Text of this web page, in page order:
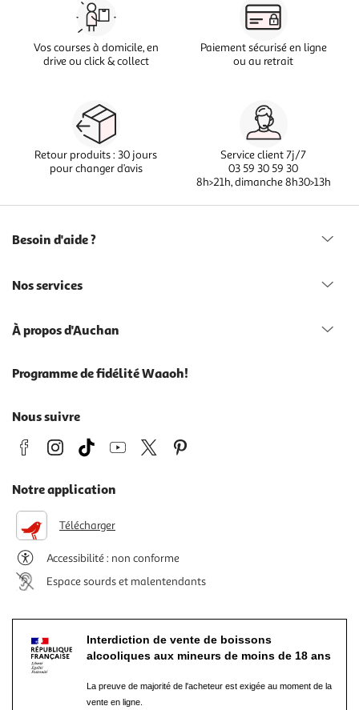
Vos courses à domicile, en
drive ou click & collect
Paiement sécurisé en ligne
ou au retrait
Retour produits : 30 jours
pour changer d’avis
Service client 7j/7
03 59 30 59 30
8h>21h, dimanche 8h30>13h
Besoin d'aide ?
Nos services
À propos d'Auchan
Programme de fidélité Waaoh!
Nous suivre
Notre application
Télécharger
Accessibilité : non conforme
Espace sourds et malentendants
Interdiction de vente de boissons
alcooliques aux mineurs de moins de 18 ans
La preuve de majorité de l'acheteur est exigée au moment de la
vente en ligne.